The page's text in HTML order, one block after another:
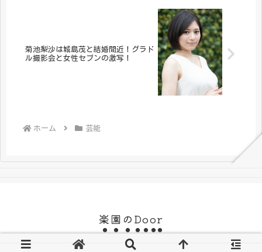
菊池梨沙は城島茂と結婚間近！グラド
ル撮影会と女性セブンの激写！
ホーム 芸能
楽園のDoor
Copyright © 2018-2026 楽園のDoor All Rights Reserved.